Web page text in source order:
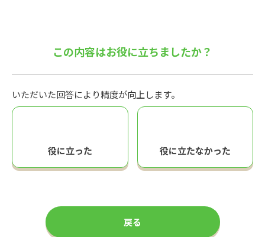
この内容はお役に立ちましたか？
いただいた回答により精度が向上します。
役に立った 役に立たなかった
戻る